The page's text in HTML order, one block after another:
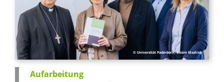
© Universität Paderborn, Besim Mazhiqi
Aufarbeitung